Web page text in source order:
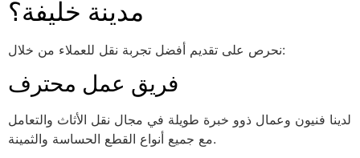
مدينة خليفة؟
نحرص على تقديم أفضل تجربة نقل للعملاء من خلال:
فريق عمل محترف
لدينا فنيون وعمال ذوو خبرة طويلة في مجال نقل الأثاث والتعامل
مع جميع أنواع القطع الحساسة والثمينة.